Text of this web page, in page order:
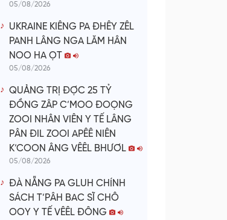
05/08/2026
UKRAINE KIÊNG PA ĐHÊY ZÊL
PANH LÂNG NGA LĂM HÂN
NOO HA ỌT
05/08/2026
QUẢNG TRỊ ĐỢC 25 TỶ
ĐỒNG ZÂP C’MOO ĐOỌNG
ZOOI NHÂN VIÊN Y TẾ LÂNG
PÂN ĐIL ZOOI APÊÊ NIÊN
K’COON ÂNG VÊÊL BHƯƠL
05/08/2026
ĐÀ NẴNG PA GLUH CHÍNH
SÁCH T’PÂH BAC SĨ CHÔ
OOY Y TẾ VÊÊL ĐÔNG